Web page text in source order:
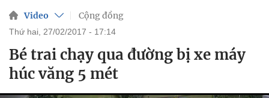
Video Cộng đồng
thứ hai, 27/02/2017 - 17:14
Bé trai chạy qua đường bị xe máy
húc văng 5 mét